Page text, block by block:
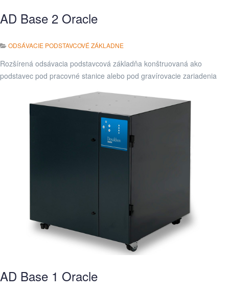
AD Base 2 Oracle
ODSÁVACIE PODSTAVCOVÉ ZÁKLADNE
Rozšírená odsávacia podstavcová základňa konštruovaná ako
podstavec pod pracovné stanice alebo pod gravírovacie zariadenia
AD Base 1 Oracle